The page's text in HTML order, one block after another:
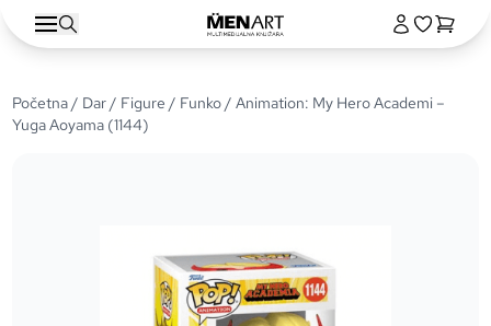
Početna/ Dar/ Figure / Funko/ Animation: My Hero Academi –
Yuga Aoyama (1144)